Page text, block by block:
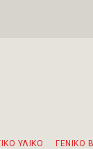
ΥΛΙΚΟ ΓΕΝΙΚΟ